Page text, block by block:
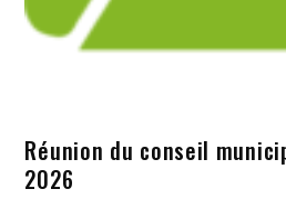
Réunion du conseil
2026